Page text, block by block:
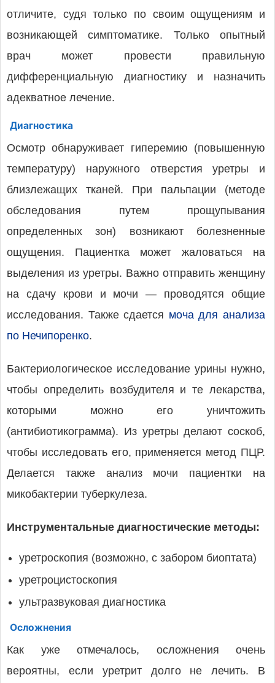
отличите, судя только по своим ощущениям и
возникающей симптоматике. Только опытный
врач может провести правильную
дифференциальную диагностику и назначить
адекватное лечение.
Диагностика
Осмотр обнаруживает гиперемию (повышенную
температуру) наружного отверстия уретры и
близлежащих тканей. При пальпации (методе
обследования путем прощупывания
определенных зон) возникают болезненные
ощущения. Пациентка может жаловаться на
выделения из уретры. Важно отправить женщину
на сдачу крови и мочи — проводятся общие
исследования. Также сдается моча для анализа
по Нечипоренко.
Бактериологическое исследование урины нужно,
чтобы определить возбудителя и те лекарства,
которыми можно его уничтожить
(антибиотикограмма). Из уретры делают соскоб,
чтобы исследовать его, применяется метод ПЦР.
Делается также анализ мочи пациентки на
микобактерии туберкулеза.
Инструментальные диагностические методы:
уретроскопия (возможно, с забором биоптата)
уретроцистоскопия
ультразвуковая диагностика
Осложнения
Как уже отмечалось, осложнения очень
вероятны, если уретрит долго не лечить. В